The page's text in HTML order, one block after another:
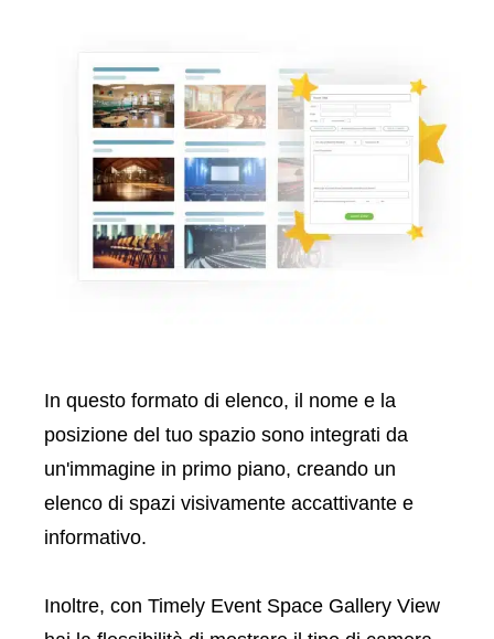
In questo formato di elenco, il nome e la
posizione del tuo spazio sono integrati da
un'immagine in primo piano, creando un
elenco di spazi visivamente accattivante e
informativo.
Inoltre, con Timely Event Space Gallery View